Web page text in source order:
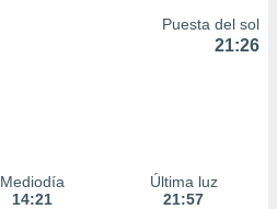
Puesta del sol
21:26
Mediodía
14:21
Última luz
21:57